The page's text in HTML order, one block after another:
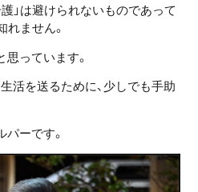
」は避けられないものであって
れません。
っています。
活を送るために、少しでも手助
ーです。